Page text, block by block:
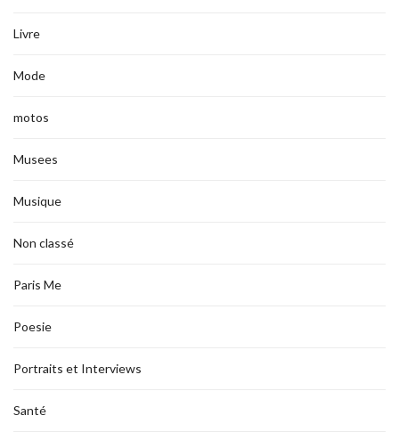
Livre
Mode
motos
Musees
Musique
Non classé
Paris Me
Poesie
Portraits et Interviews
Santé